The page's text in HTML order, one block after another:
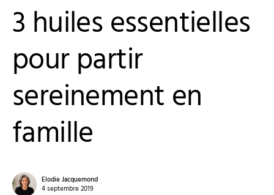
3 huiles essentielles
pour partir
sereinement en
famille
Elodie Jacquemond
4 septembre 2019